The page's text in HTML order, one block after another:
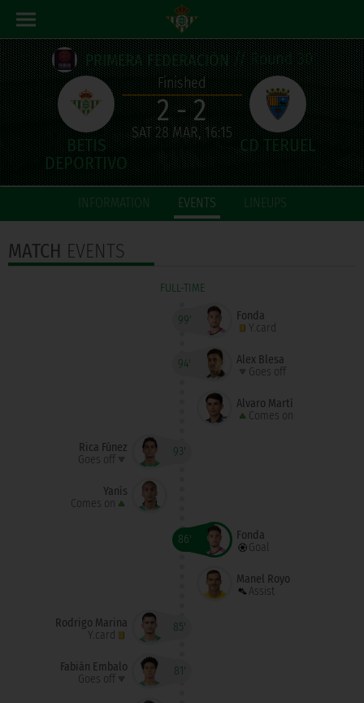
PRIMERA FEDERACIÓN// Round 30
Finished
2 - 2
SAT 28 MAR, 16:15
INFORMATION EVENTS LINEUPS
MATCH EVENTS
FULL-TIME
99'
Fonda
Y.card
94'
Álex Blesa
Goes off
Álvaro Martí
Comes on
93'
Rica Fúnez
Goes off
Yanís
Comes on
86'
Fonda
Goal
Manel Royo
Assist
85'
Rodrigo Marina
Y.card
81'
Fabián Embalo
Goes off